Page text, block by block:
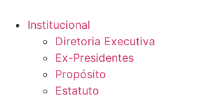
para
conteúdo
Institucional
Diretoria Executiva
Ex-Presidentes
Propósito
Estatuto